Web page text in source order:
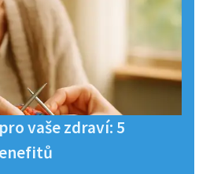
vaše zdraví: 5